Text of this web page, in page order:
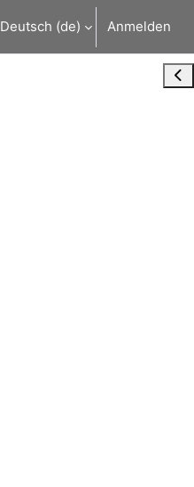
Deutsch ‎(de)‎ Anmelden